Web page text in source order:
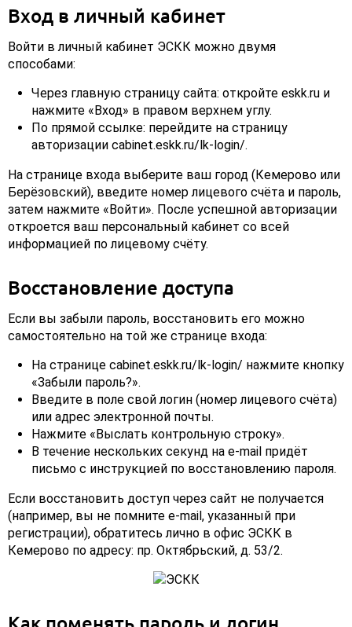
Вход в личный кабинет
Войти в личный кабинет ЭСКК можно двумя
способами:
Через главную страницу сайта: откройте eskk.ru и
нажмите «Вход» в правом верхнем углу.
По прямой ссылке: перейдите на страницу
авторизации cabinet.eskk.ru/lk-login/.
На странице входа выберите ваш город (Кемерово или
Берёзовский), введите номер лицевого счёта и пароль,
затем нажмите «Войти». После успешной авторизации
откроется ваш персональный кабинет со всей
информацией по лицевому счёту.
Восстановление доступа
Если вы забыли пароль, восстановить его можно
самостоятельно на той же странице входа:
На странице cabinet.eskk.ru/lk-login/ нажмите кнопку
«Забыли пароль?».
Введите в поле свой логин (номер лицевого счёта)
или адрес электронной почты.
Нажмите «Выслать контрольную строку».
В течение нескольких секунд на e-mail придёт
письмо с инструкцией по восстановлению пароля.
Если восстановить доступ через сайт не получается
(например, вы не помните e-mail, указанный при
регистрации), обратитесь лично в офис ЭСКК в
Кемерово по адресу: пр. Октябрьский, д. 53/2.